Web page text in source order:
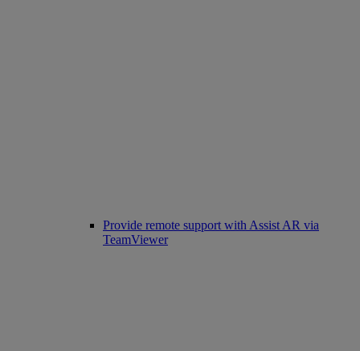
Provide remote support with Assist AR via
TeamViewer